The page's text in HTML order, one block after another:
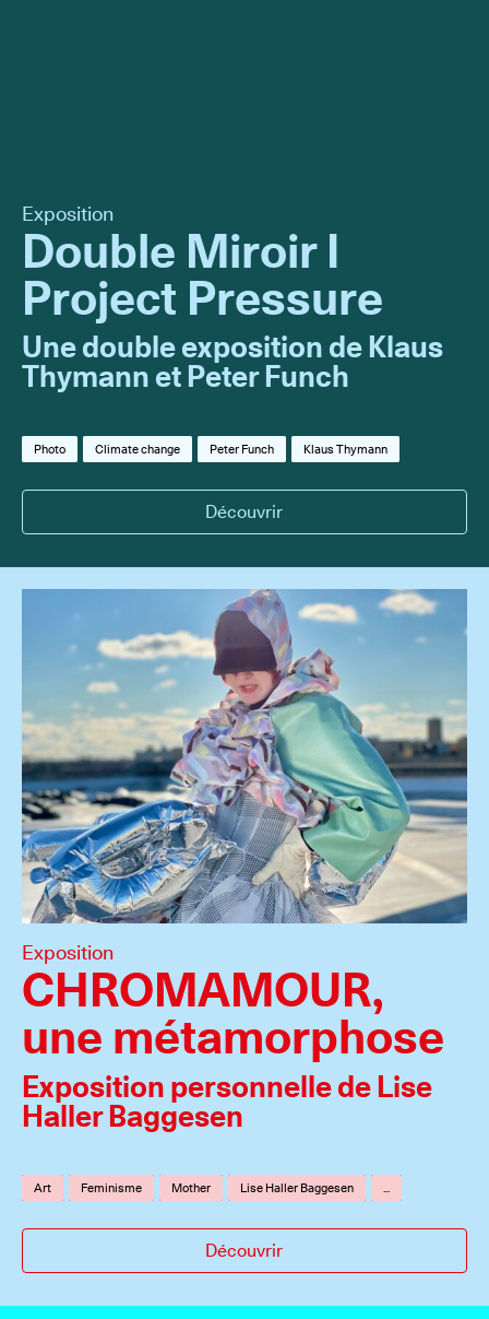
Exposition
Double Miroir I
Project Pressure
Une double exposition de Klaus
Thymann et Peter Funch
Photo Climate change Peter Funch Klaus Thymann
Découvrir
Exposition
CHROMAMOUR,
une métamorphose
Exposition personnelle de Lise
Haller Baggesen
Art Feminisme Mother Lise Haller Baggesen ...
Découvrir